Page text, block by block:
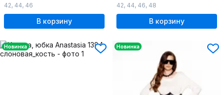
42, 44, 46
В корзину
42, 44, 46, 48
В корзину
Новинка Новинка